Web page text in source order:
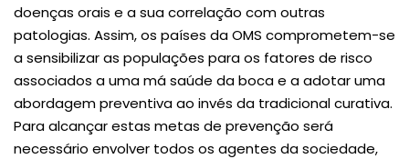
doenças orais e a sua correlação com outras
patologias. Assim, os países da OMS comprometem-se
a sensibilizar as populações para os fatores de risco
associados a uma má saúde da boca e a adotar uma
abordagem preventiva ao invés da tradicional curativa.
Para alcançar estas metas de prevenção será
necessário envolver todos os agentes da sociedade,